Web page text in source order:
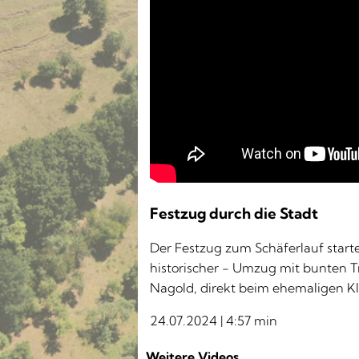
Schäferlauf 2024 -
Festzug durch die Stadt
Der Festzug zum Schäferlauf
historischer - Umzug mit bunten
Nagold, direkt beim ehemaligen
24.07.2024 | 4:57 min